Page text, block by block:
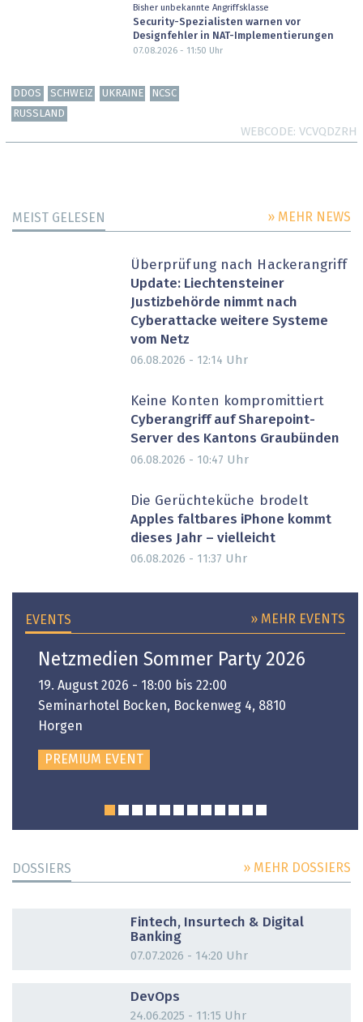
Bisher unbekannte Angriffsklasse
Security-Spezialisten warnen vor
Designfehler in NAT-Implementierungen
07.08.2026 - 11:50 Uhr
DDOS SCHWEIZ UKRAINE
NCSC
RUSSLAND
WEBCODE VCVQDZRH
MEIST GELESEN » MEHR NEWS
Überprüfung nach Hackerangriff
Update: Liechtensteiner
Justizbehörde nimmt nach
Cyberattacke weitere Systeme
vom Netz
06.08.2026 - 12:14 Uhr
Keine Konten kompromittiert
Cyberangriff auf Sharepoint-
Server des Kantons Graubünden
06.08.2026 - 10:47 Uhr
Die Gerüchteküche brodelt
Apples faltbares iPhone kommt
dieses Jahr – vielleicht
06.08.2026 - 11:37 Uhr
EVENTS » MEHR EVENTS
Netzmedien Sommer Party 2026
19. August 2026 - 18:00 bis 22:00
Seminarhotel Bocken, Bockenweg 4, 8810
Horgen
PREMIUM EVENT
DOSSIERS » MEHR DOSSIERS
Fintech, Insurtech & Digital
Banking
07.07.2026 - 14:20 Uhr
DevOps
24.06.2025 - 11:15 Uhr